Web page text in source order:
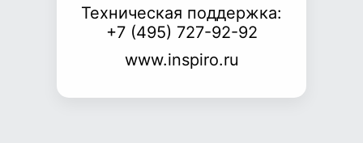
Техническая поддержка:
+7 (495) 727-92-92
www.inspiro.ru